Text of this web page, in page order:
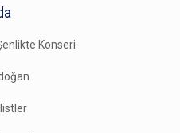
Konseri